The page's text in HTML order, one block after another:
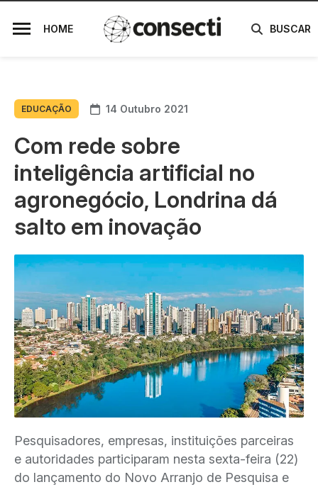
HOME BUSCAR
EDUCAÇÃO 14 Outubro 2021
Com rede sobre
inteligência artificial no
agronegócio, Londrina dá
salto em inovação
Pesquisadores, empresas, instituições parceiras
e autoridades participaram nesta sexta-feira (22)
do lançamento do Novo Arranjo de Pesquisa e